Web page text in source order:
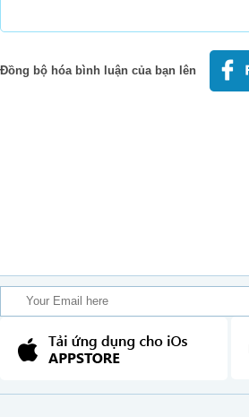
Đồng bộ hóa bình luận của bạn lên